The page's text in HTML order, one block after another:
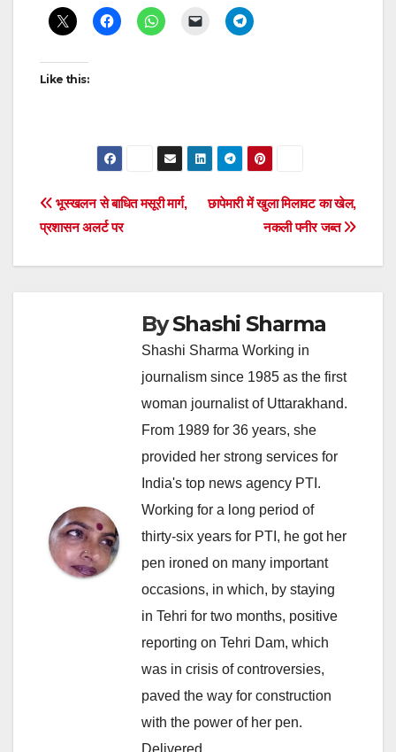
Like this:
Post
navigation
छापेमारी में खुला मिलावट का खेल,
नकली पनीर जब्त
भूस्खलन से बाधित मसूरी मार्ग,
प्रशासन अलर्ट पर
ByShashi Sharma
Shashi Sharma Working in
journalism since 1985 as the first
woman journalist of Uttarakhand.
From 1989 for 36 years, she
provided her strong services for
India's top news agency PTI.
Working for a long period of
thirty-six years for PTI, he got her
pen ironed on many important
occasions, in which, by staying
in Tehri for two months, positive
reporting on Tehri Dam, which
was in crisis of controversies,
paved the way for construction
with the power of her pen.